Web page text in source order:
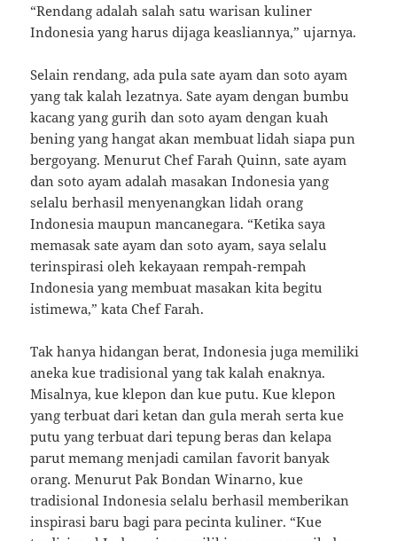
“Rendang adalah salah satu warisan kuliner
Indonesia yang harus dijaga keasliannya,” ujarnya.
Selain rendang, ada pula sate ayam dan soto ayam
yang tak kalah lezatnya. Sate ayam dengan bumbu
kacang yang gurih dan soto ayam dengan kuah
bening yang hangat akan membuat lidah siapa pun
bergoyang. Menurut Chef Farah Quinn, sate ayam
dan soto ayam adalah masakan Indonesia yang
selalu berhasil menyenangkan lidah orang
Indonesia maupun mancanegara. “Ketika saya
memasak sate ayam dan soto ayam, saya selalu
terinspirasi oleh kekayaan rempah-rempah
Indonesia yang membuat masakan kita begitu
istimewa,” kata Chef Farah.
Tak hanya hidangan berat, Indonesia juga memiliki
aneka kue tradisional yang tak kalah enaknya.
Misalnya, kue klepon dan kue putu. Kue klepon
yang terbuat dari ketan dan gula merah serta kue
putu yang terbuat dari tepung beras dan kelapa
parut memang menjadi camilan favorit banyak
orang. Menurut Pak Bondan Winarno, kue
tradisional Indonesia selalu berhasil memberikan
inspirasi baru bagi para pecinta kuliner. “Kue